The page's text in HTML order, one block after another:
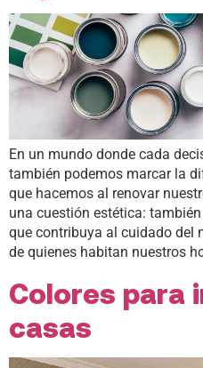
En un mundo donde cada
también podemos marcar la
que hacemos al renovar
una cuestión estética:
que contribuya al cuidado del
de quienes habitan nuestros
Colores para
casas